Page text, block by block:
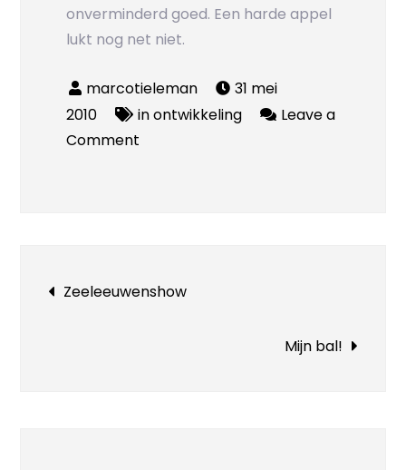
onverminderd goed. Een harde appel
lukt nog net niet.
31 mei
2010
in ontwikkeling
Leave a
Comment
Bericht
Zeeleeuwenshow
Mijn bal!